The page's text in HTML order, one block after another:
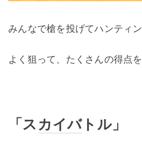
みんなで槍を投げてハンティン
よく狙って、たくさんの得点
「ス カイバトル」